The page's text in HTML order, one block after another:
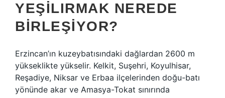
YEŞILIRMAK NEREDE
BIRLEŞIYOR?
Erzincan’ın kuzeybatısındaki dağlardan 2600 m
yükseklikte yükselir. Kelkit, Suşehri, Koyulhisar,
Reşadiye, Niksar ve Erbaa ilçelerinden doğu-batı
yönünde akar ve Amasya-Tokat sınırında